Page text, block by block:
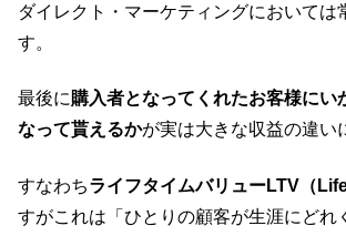
ダイレクト・マーケティングにおいては
す。
最後に購入者となってくれたお客様にい
なって貰えるかが実は大きな収益の違い
すなわちライフタイムバリューLTV（
すがこれは「ひとりの顧客が生涯にどれ